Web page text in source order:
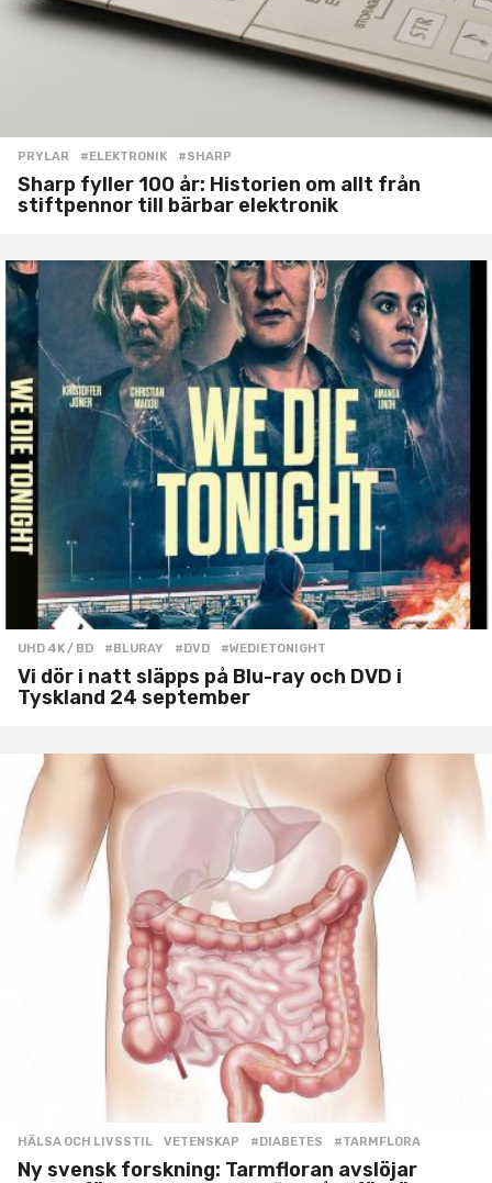
PRYLAR #ELEKTRONIK ,#SHARP
Sharp fyller 100 år: Historien om allt från
stiftpennor till bärbar elektronik
UHD 4K / BD #BLURAY ,#DVD ,#WEDIETONIGHT
Vi dör i natt släpps på Blu-ray och DVD i
Tyskland 24 september
HÄLSA OCH LIVSSTIL ,VETENSKAP #DIABETES ,#TARMFLORA
Ny svensk forskning: Tarmfloran avslöjar